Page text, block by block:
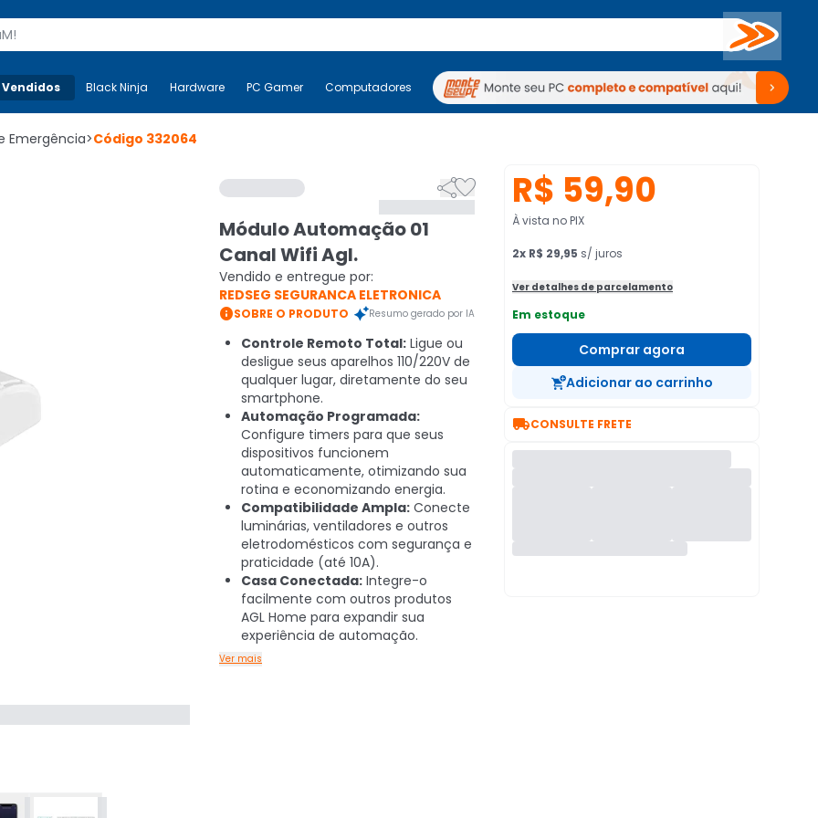
Buscar
Mais-v- Black Ninja Hardware PC Gamer Computadores Periféricos TV Venda no KaBuM!
Black Ninja Hardware PC Gamer Computadores Periféricos TV Venda no KaBuM!
Emergência>Código 332064

Módulo Automação 01
Canal Wifi Agl.
Vendido e entregue por:
REDSEG SEGURANCA ELETRONICA
SOBRE O PRODUTO Resumo gerado por IA
Controle Remoto Total: Ligue ou
desligue seus aparelhos 110/220V de
qualquer lugar, diretamente do seu
smartphone.
Automação Programada:
Configure timers para que seus
dispositivos funcionem
automaticamente, otimizando sua
rotina e economizando energia.
Compatibilidade Ampla: Conecte
luminárias, ventiladores e outros
eletrodomésticos com segurança e
praticidade (até 10A).
Casa Conectada: Integre-o
facilmente com outros produtos
AGL Home para expandir sua
experiência de automação.
Ver mais
R$ 59,90
À vista no PIX
2x R$ 29,95 s/ juros
Ver detalhes de parcelamento
Em estoque
Comprar agora
Adicionar ao carrinho
CONSULTE FRETE